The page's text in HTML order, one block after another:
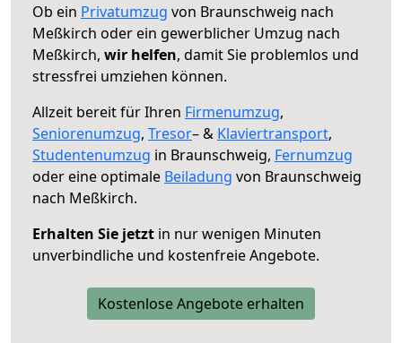
Ob ein Privatumzug von Braunschweig nach
Meßkirch oder ein gewerblicher Umzug nach
Meßkirch, wir helfen, damit Sie problemlos und
stressfrei umziehen können.
Allzeit bereit für Ihren Firmenumzug,
Seniorenumzug, Tresor– & Klaviertransport,
Studentenumzug in Braunschweig, Fernumzug
oder eine optimale Beiladung von Braunschweig
nach Meßkirch.
Erhalten Sie jetzt in nur wenigen Minuten
unverbindliche und kostenfreie Angebote.
Kostenlose Angebote erhalten